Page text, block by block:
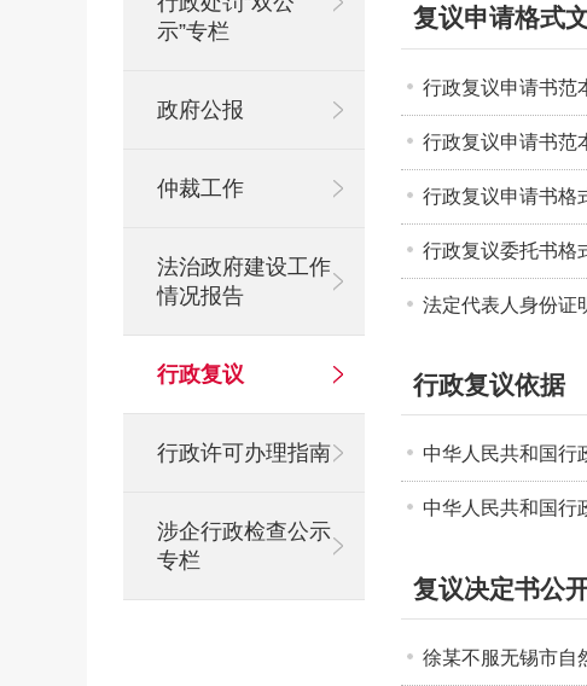
示”专栏
政府公报
仲裁工作
法治政府建设工作
情况报告
行政复议
行政许可办理指南
涉企行政检查公示
专栏
复议申请格式
行政复议申请书范
行政复议申请书范
行政复议申请书格
行政复议委托书格
法定代表人身份证
行政复议依据
中华人民共和国行
中华人民共和国行
复议决定书公
徐某不服无锡市自